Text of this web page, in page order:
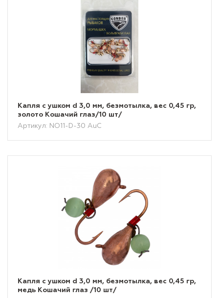
Капля с ушком d 3,0 мм, безмотылка, вес 0,45 гр,
золото Кошачий глаз/10 шт/
Артикул: NO11-D-30 AuC
Капля с ушком d 3,0 мм, безмотылка, вес 0,45 гр,
медь Кошачий глаз /10 шт/